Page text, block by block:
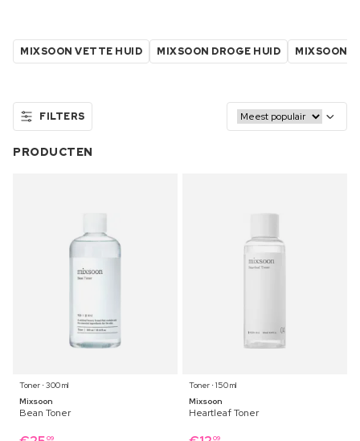
MIXSOON VETTE HUID MIXSOON DROGE HUID MIXSOON
FILTERS
PRODUCTEN
Toner ⋅ 300 ml
Mixsoon
Bean Toner
09
Toner ⋅ 150 ml
Mixsoon
Heartleaf Toner
09